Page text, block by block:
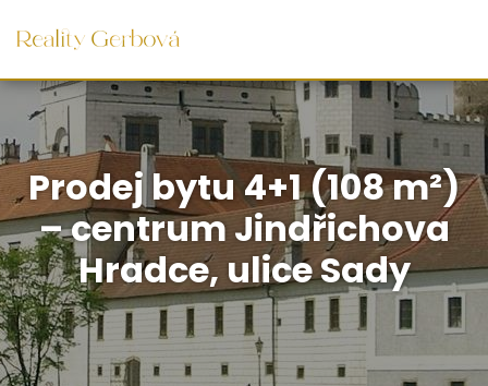
Prodej bytu 4+1 (108 m²)
– centrum Jindřichova
Hradce, ulice Sady